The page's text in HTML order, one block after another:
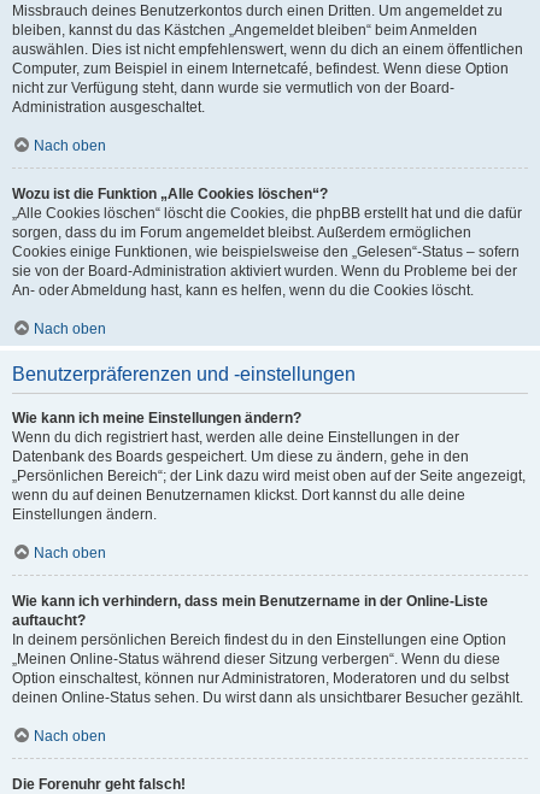
Missbrauch deines Benutzerkontos durch einen Dritten. Um angemeldet zu
bleiben, kannst du das Kästchen „Angemeldet bleiben“ beim Anmelden
auswählen. Dies ist nicht empfehlenswert, wenn du dich an einem öffentlichen
Computer, zum Beispiel in einem Internetcafé, befindest. Wenn diese Option
nicht zur Verfügung steht, dann wurde sie vermutlich von der Board-
Administration ausgeschaltet.
Nach oben
Wozu ist die Funktion „Alle Cookies löschen“?
„Alle Cookies löschen“ löscht die Cookies, die phpBB erstellt hat und die dafür
sorgen, dass du im Forum angemeldet bleibst. Außerdem ermöglichen
Cookies einige Funktionen, wie beispielsweise den „Gelesen“-Status – sofern
sie von der Board-Administration aktiviert wurden. Wenn du Probleme bei der
An- oder Abmeldung hast, kann es helfen, wenn du die Cookies löscht.
Nach oben
Benutzerpräferenzen und -einstellungen
Wie kann ich meine Einstellungen ändern?
Wenn du dich registriert hast, werden alle deine Einstellungen in der
Datenbank des Boards gespeichert. Um diese zu ändern, gehe in den
„Persönlichen Bereich“; der Link dazu wird meist oben auf der Seite angezeigt,
wenn du auf deinen Benutzernamen klickst. Dort kannst du alle deine
Einstellungen ändern.
Nach oben
Wie kann ich verhindern, dass mein Benutzername in der Online-Liste
auftaucht?
In deinem persönlichen Bereich findest du in den Einstellungen eine Option
„Meinen Online-Status während dieser Sitzung verbergen“. Wenn du diese
Option einschaltest, können nur Administratoren, Moderatoren und du selbst
deinen Online-Status sehen. Du wirst dann als unsichtbarer Besucher gezählt.
Nach oben
Die Forenuhr geht falsch!